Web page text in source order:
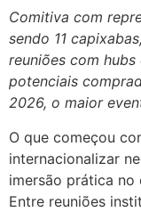
Comitiva com
sendo 11
reuniões com
potenciais
2026, o maior
O que começou
internacionalizar
imersão prática no
Entre reuniões